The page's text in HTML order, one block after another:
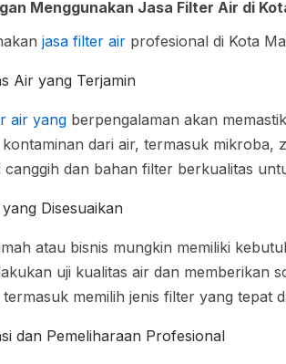
Menggunakan Jasa Filter Air di
jasa filter air profesional di Kota
Air yang Terjamin
air yang berpengalaman akan
dari air, termasuk mikroba,
canggih dan bahan filter berkualitas
Disesuaikan
atau bisnis mungkin memiliki
uji kualitas air dan memberikan
termasuk memilih jenis filter yang tepat
dan Pemeliharaan Profesional